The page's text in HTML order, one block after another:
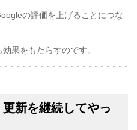
の評価を上げることにつな
果をもたらすのです。
新を継続してやっ